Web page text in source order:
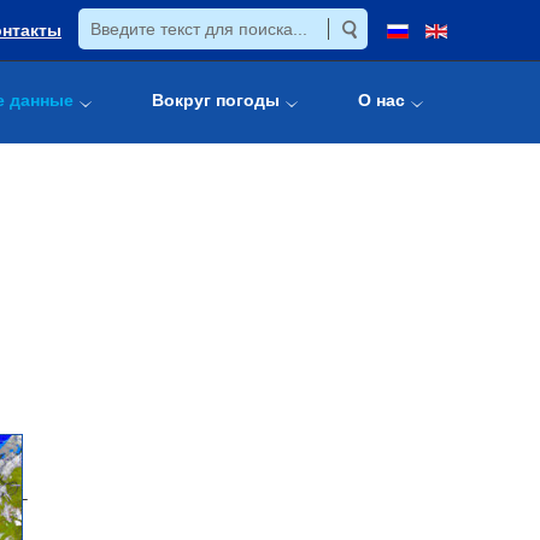
данные Вокруг погоды О нас